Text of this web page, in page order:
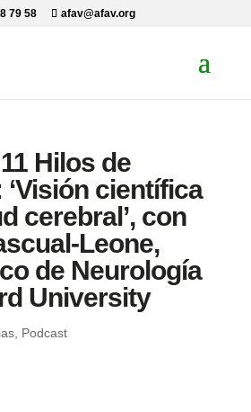
79 58 afav@afav.org
Hilos de
científica
cerebral’, con
Leone,
de Neurología
University
, Podcast